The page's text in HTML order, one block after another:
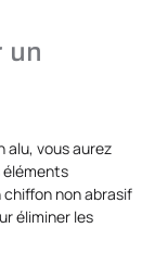
un
alu, vous aurez
éléments
chiffon non abrasif
éliminer les